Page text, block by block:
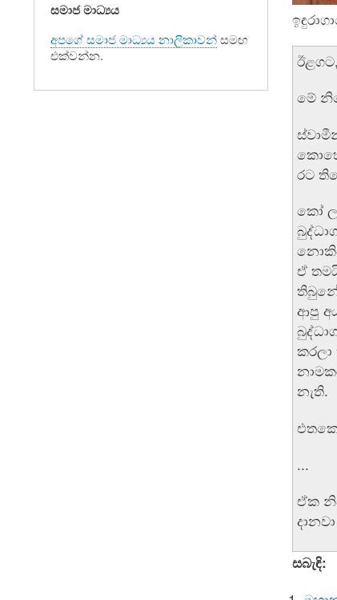
මේ
රට
කෝ
ඒ
ආපු
නැති.
...
ඒක
සබැඳි:
සමාජ මාධ්‍යය
අපගේ සමාජ මාධ්‍යය නාලිකාවන්සමඟ
එක්වන්න.